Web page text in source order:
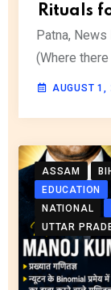
Rituals
Patna, News
(Where there
AUGUST 1,
ASSAM
EDUCATION
NATIONAL
UTTAR